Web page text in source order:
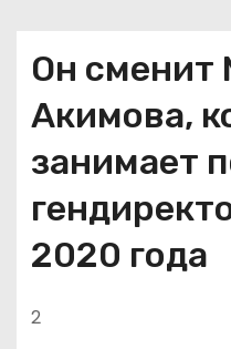
Он сменит
Акимова,
занимает
2020 года
2